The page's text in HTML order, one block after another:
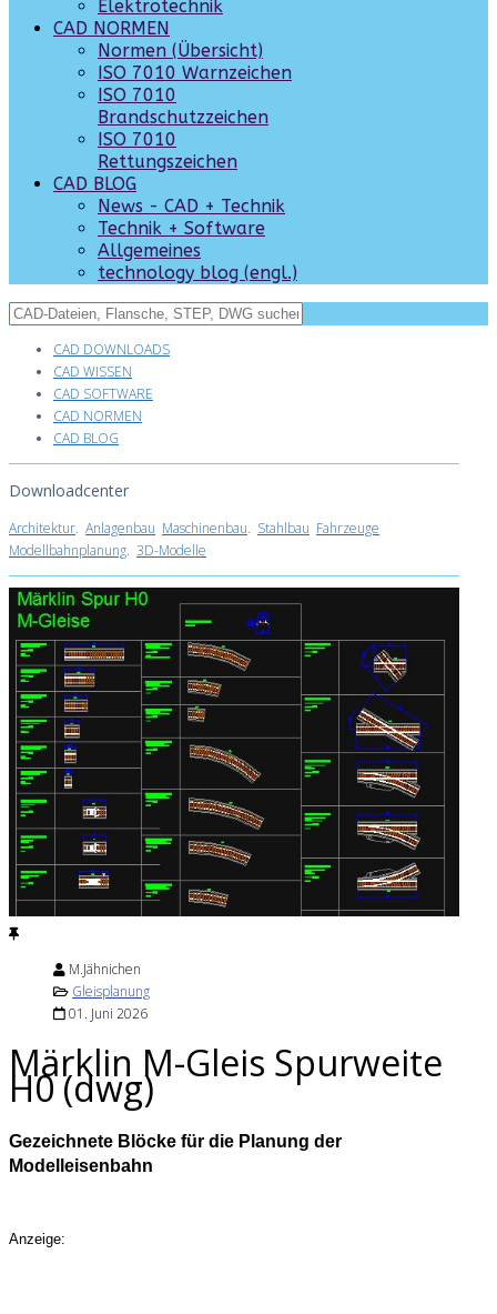
Elektrotechnik
CAD NORMEN
Normen (Übersicht)
ISO 7010 Warnzeichen
ISO 7010
Brandschutzzeichen
ISO 7010
Rettungszeichen
CAD BLOG
News - CAD + Technik
Technik + Software
Allgemeines
technology blog (engl.)
CAD DOWNLOADS
CAD WISSEN
CAD SOFTWARE
CAD NORMEN
CAD BLOG
Downloadcenter
Architektur. Anlagenbau Maschinenbau. Stahlbau Fahrzeuge
Modellbahnplanung. 3D-Modelle
M.Jähnichen
Gleisplanung
01. Juni 2026
Märklin M-Gleis Spurweite
H0 (dwg)
Gezeichnete Blöcke für die Planung der
Modelleisenbahn
Anzeige: